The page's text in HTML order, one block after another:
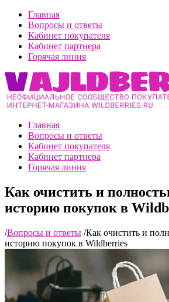
Главная
Вопросы и ответы
Кабинет покупателя
Кабинет партнера
Горячая линия
Главная
Вопросы и ответы
Кабинет покупателя
Кабинет партнера
Горячая линия
Как очистить и
историю покупок в
/Вопросы и ответы /Как очистить и
историю покупок в Wildberries